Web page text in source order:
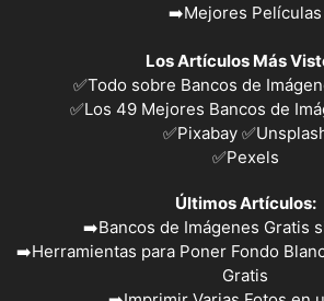
➡️Mejores Películas
Los Artículos Más
✅Todo sobre Bancos de
✅Los 49 Mejores Bancos de
✅Pixabay
✅Pexels
Últimos Artículos:
➡️Bancos de Imágenes Gratis
➡️Herramientas para Poner Fondo
Gratis